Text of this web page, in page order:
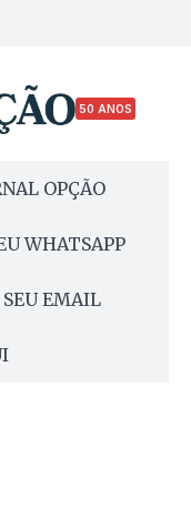
50 ANOS
OPÇÃO
WHATSAPP
EMAIL